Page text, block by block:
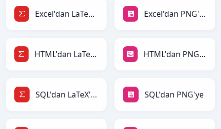
Excel'dan LaTeX'ye Excel'dan PNG'ye
HTML'dan LaTeX'ye HTML'dan PNG'ye
SQL'dan LaTeX'ye SQL'dan PNG'ye